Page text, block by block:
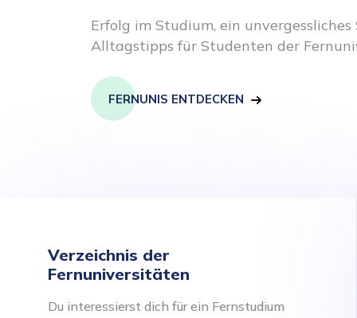
Erfolg im Studium, ein
Alltagstipps für Studenten der
FERNUNIS ENTDECKEN
Verzeichnis der
Fernuniversitäten
Du interessierst dich für ein Fernstudium